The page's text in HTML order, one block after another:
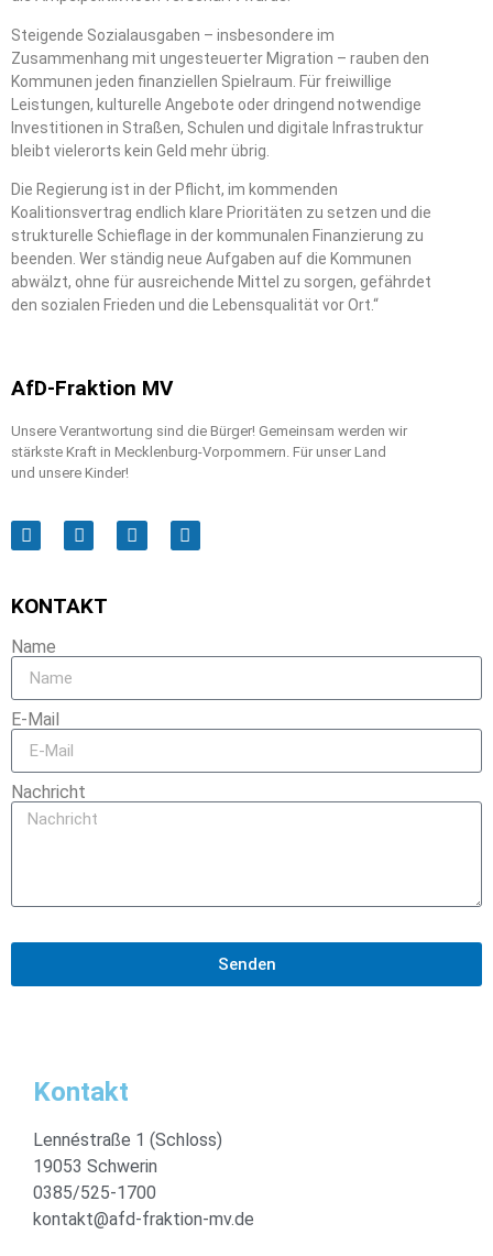
Steigende Sozialausgaben – insbesondere im
Zusammenhang mit ungesteuerter Migration – rauben den
Kommunen jeden finanziellen Spielraum. Für freiwillige
Leistungen, kulturelle Angebote oder dringend notwendige
Investitionen in Straßen, Schulen und digitale Infrastruktur
bleibt vielerorts kein Geld mehr übrig.
Die Regierung ist in der Pflicht, im kommenden
Koalitionsvertrag endlich klare Prioritäten zu setzen und die
strukturelle Schieflage in der kommunalen Finanzierung zu
beenden. Wer ständig neue Aufgaben auf die Kommunen
abwälzt, ohne für ausreichende Mittel zu sorgen, gefährdet
den sozialen Frieden und die Lebensqualität vor Ort.“
AfD-Fraktion MV
Unsere Verantwortung sind die Bürger! Gemeinsam werden wir
stärkste Kraft in Mecklenburg-Vorpommern. Für unser Land
und unsere Kinder!
KONTAKT
Name
E-Mail
Nachricht
Senden
Kontakt
Lennéstraße 1 (Schloss)
19053 Schwerin
0385/525-1700
kontakt@afd-fraktion-mv.de